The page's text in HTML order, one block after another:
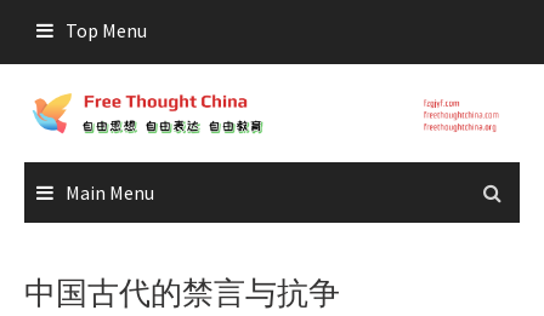
content
Top Menu
Main Menu
中国古代的禁言与抗争